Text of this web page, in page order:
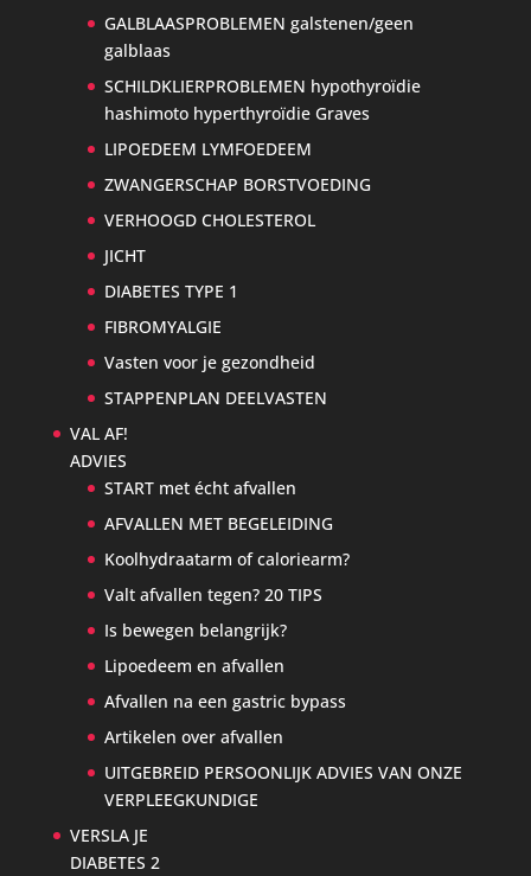
GALBLAASPROBLEMEN galstenen/geen
galblaas
SCHILDKLIERPROBLEMEN hypothyroïdie
hashimoto hyperthyroïdie Graves
LIPOEDEEM LYMFOEDEEM
ZWANGERSCHAP BORSTVOEDING
VERHOOGD CHOLESTEROL
JICHT
DIABETES TYPE 1
FIBROMYALGIE
Vasten voor je gezondheid
STAPPENPLAN DEELVASTEN
VAL AF!
ADVIES
START met écht afvallen
AFVALLEN MET BEGELEIDING
Koolhydraatarm of caloriearm?
Valt afvallen tegen? 20 TIPS
Is bewegen belangrijk?
Lipoedeem en afvallen
Afvallen na een gastric bypass
Artikelen over afvallen
UITGEBREID PERSOONLIJK ADVIES VAN ONZE
VERPLEEGKUNDIGE
VERSLA JE
DIABETES 2